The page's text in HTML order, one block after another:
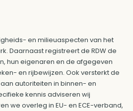
en milieuaspecten van het
Daarnaast registreert de RDW de
hun eigenaren en de afgegeven
en rijbewijzen. Ook versterkt de
autoriteiten in binnen- en
kennis adviseren wij
we overleg in EU- en ECE-verband,